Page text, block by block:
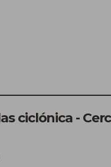
ciclónica -